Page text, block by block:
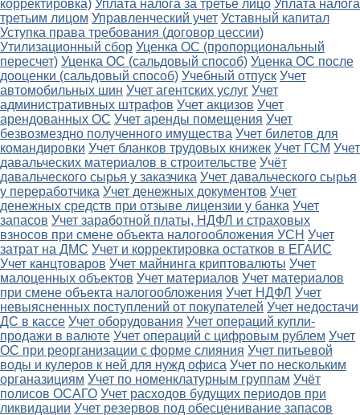
корректировка) Уплата налога за третье лицо Уплата налога
третьим лицом Управленческий учет Уставный капитал
Уступка права требования (договор цессии)
Утилизационный сбор Уценка ОС (пропорциональный
пересчет) Уценка ОС (сальдовый способ) Уценка ОС после
дооценки (сальдовый способ) Учебный отпуск Учет
автомобильных шин Учет агентских услуг Учет
административных штрафов Учет акцизов Учет
арендованных ОС Учет аренды помещения Учет
безвозмездно полученного имущества Учет билетов для
командировки Учет бланков трудовых книжек Учет ГСМ Учет
давальческих материалов в строительстве Учёт
давальческого сырья у заказчика Учет давальческого сырья
у переработчика Учет денежных документов Учет
денежных средств при отзыве лицензии у банка Учет
запасов Учет заработной платы, НДФЛ и страховых
взносов при смене объекта налогообложения УСН Учет
затрат на ДМС Учет и корректировка остатков в ЕГАИС
Учет канцтоваров Учет майнинга криптовалюты Учет
малоценных объектов Учет материалов Учет материалов
при смене объекта налогообложения Учет НДФЛ Учет
невыясненных поступлений от покупателей Учет недостачи
ДС в кассе Учет оборудования Учет операций купли-
продажи в валюте Учет операций с цифровым рублем Учет
ОС при реорганизации с форме слияния Учет питьевой
воды и кулеров к ней для нужд офиса Учет по нескольким
органазициям Учет по номенклатурным группам Учёт
полисов ОСАГО Учет расходов будущих периодов при
ликвидации Учет резервов под обесценивание запасов